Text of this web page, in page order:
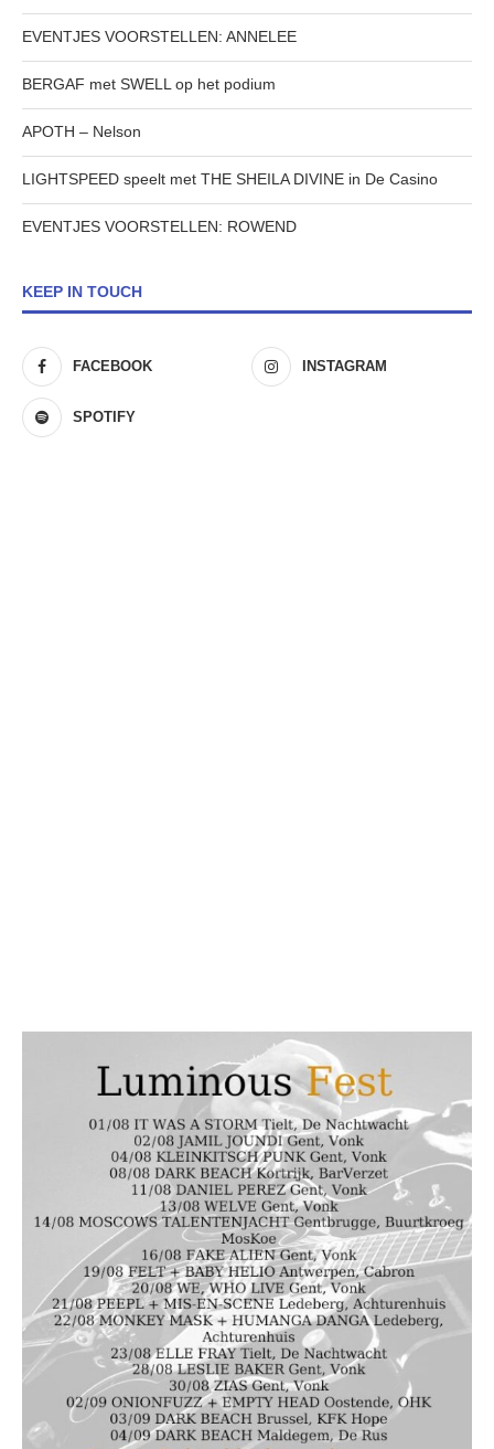
EVENTJES VOORSTELLEN: ANNELEE
BERGAF met SWELL op het podium
APOTH – Nelson
LIGHTSPEED speelt met THE SHEILA DIVINE in De Casino
EVENTJES VOORSTELLEN: ROWEND
KEEP IN TOUCH
FACEBOOK INSTAGRAM
SPOTIFY